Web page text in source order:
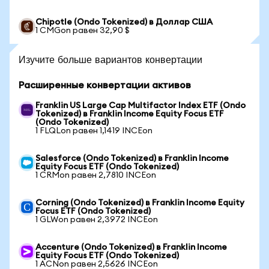
Chipotle (Ondo Tokenized) в Доллар США
1 CMGon равен 32,90 $
Изучите больше вариантов конвертации
Расширенные конвертации активов
Franklin US Large Cap Multifactor Index ETF (Ondo
Tokenized) в Franklin Income Equity Focus ETF
(Ondo Tokenized)
1 FLQLon равен 1,1419 INCEon
Salesforce (Ondo Tokenized) в Franklin Income
Equity Focus ETF (Ondo Tokenized)
1 CRMon равен 2,7810 INCEon
Corning (Ondo Tokenized) в Franklin Income Equity
Focus ETF (Ondo Tokenized)
1 GLWon равен 2,3972 INCEon
Accenture (Ondo Tokenized) в Franklin Income
Equity Focus ETF (Ondo Tokenized)
1 ACNon равен 2,5626 INCEon